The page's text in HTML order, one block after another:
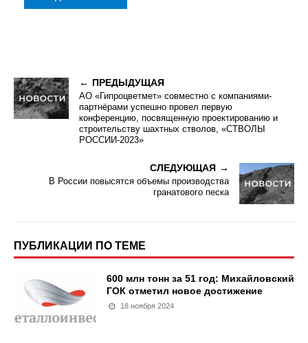
ПРЕДЫДУЩАЯ
АО «Гипроцветмет» совместно с компаниями-
партнёрами успешно провел первую
конференцию, посвященную проектированию и
строительству шахтных стволов, «СТВОЛЫ
РОССИИ-2023»
СЛЕДУЮЩАЯ
В России повысятся объемы производства
гранатового песка
ПУБЛИКАЦИИ ПО ТЕМЕ
600 млн тонн за 51 год: Михайловский
ГОК отметил новое достижение
18 ноября 2024